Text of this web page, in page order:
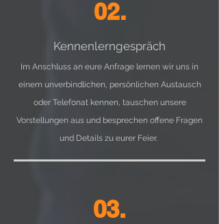
02.
Kennenlerngespräch
Im Anschluss an eure Anfrage lernen wir uns in
einem unverbindlichen, persönlichen Austausch
oder Telefonat kennen, tauschen unsere
Vorstellungen aus und besprechen offene Fragen
und Details zu eurer Feier.
03.